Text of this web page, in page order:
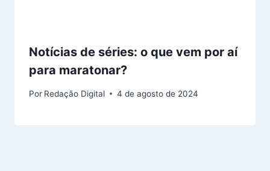
Notícias de séries: o que vem por aí
para maratonar?
Por Redação Digital 4 de agosto de 2024